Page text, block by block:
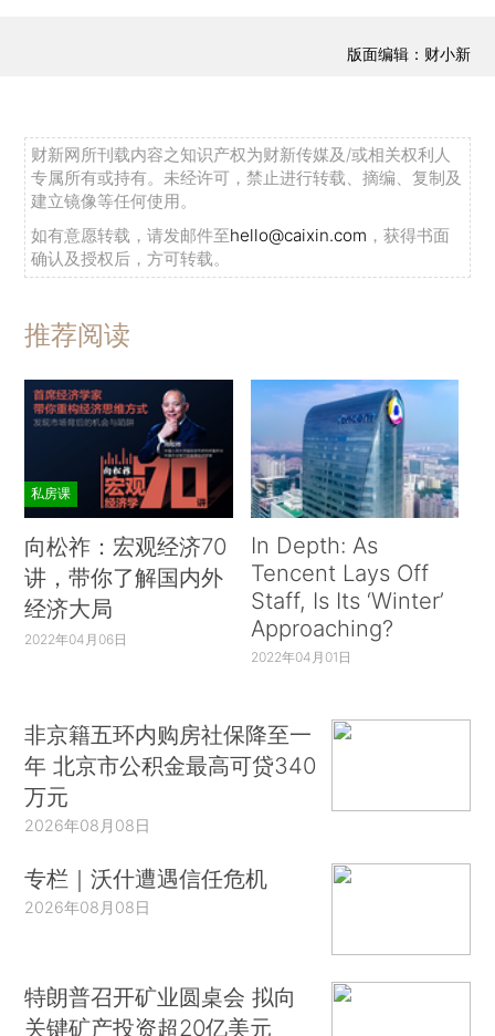
种植、奶牛养殖、乳制品生产等企业开展检查。他
程控制，努力实现保障群众饮食安全和促进食品产
业发展“双赢”。
检查期间，张德江听取了内蒙古自治区贯彻实
施食品安全法工作情况汇报，在巴彦淖尔主持召开
安全治理体系提供了法律依据和法律保障。要广泛
宣传食品安全法，增强全社会食品安全意识和法治
意识，推动法律正确有效实施，督促各有关方面全
面加强和改进食品安全工作，确保人民群众吃得安
全、吃得放心、吃得健康。要加快完善统一权威的
食品安全监管体制，厘清监管职责，整合监管力
量，强化部门协作，不断提高监管效能。要严格落
实食品生产经营者的主体责任、政府及其职能部门
的监管责任，抓好基础性工作，加强对食品源头、
特殊食品、重点场所的监督，严肃查处食品安全违
论监督作用，推动全社会依法参与食品安全治理工
作。
张德江还前往内蒙古自治区人大常委会机关，
版面编辑：财小新
财新网所刊载内容之知识产权为财新传媒及/或相关权利人
专属所有或持有。未经许可，禁止进行转载、摘编、复制及
建立镜像等任何使用。
如有意愿转载，请发邮件至hello@caixin.com ，获得书面
确认及授权后，方可转载。
推荐阅读
私房课
向松祚：宏观经济70
讲，带你了解国内外
经济大局
2022年04月06日
In Depth: As
Tencent Lays Off
Staff, Is Its ‘Winter’
Approaching?
2022年04月01日
非京籍五环内购房社保降至一
年 北京市公积金最高可贷340
万元
2026年08月08日
专栏｜沃什遭遇信任危机
2026年08月08日
特朗普召开矿业圆桌会 拟向
关键矿产投资超20亿美元